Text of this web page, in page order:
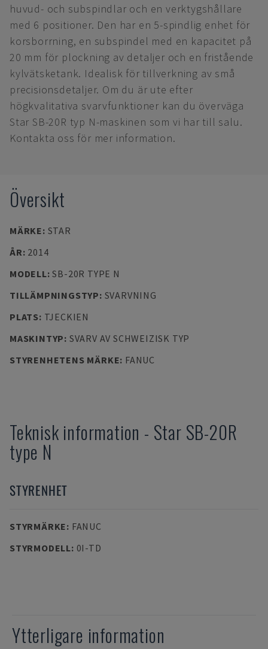
huvud- och subspindlar och en verktygshållare
med 6 positioner. Den har en 5-spindlig enhet för
korsborrning, en subspindel med en kapacitet på
20 mm för plockning av detaljer och en fristående
kylvätsketank. Idealisk för tillverkning av små
precisionsdetaljer. Om du är ute efter
högkvalitativa svarvfunktioner kan du överväga
Star SB-20R typ N-maskinen som vi har till salu.
Kontakta oss för mer information.
Översikt
MÄRKE: STAR
ÅR: 2014
MODELL:SB-20R TYPE N
TILLÄMPNINGSTYP: SVARVNING
PLATS: TJECKIEN
MASKINTYP: SVARV AV SCHWEIZISK TYP
STYRENHETENS MÄRKE: FANUC
Teknisk information - Star SB-20R
type N
STYRENHET
STYRMÄRKE: FANUC
STYRMODELL: 0I-TD
Ytterligare information